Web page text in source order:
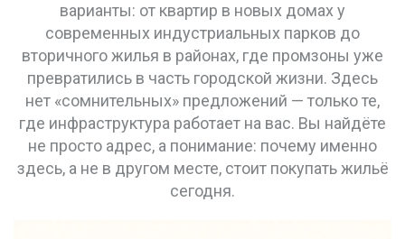
варианты: от квартир в новых домах у
современных индустриальных парков до
вторичного жилья в районах, где промзоны уже
превратились в часть городской жизни. Здесь
нет «сомнительных» предложений — только те,
где инфраструктура работает на вас. Вы найдёте
не просто адрес, а понимание: почему именно
здесь, а не в другом месте, стоит покупать жильё
сегодня.